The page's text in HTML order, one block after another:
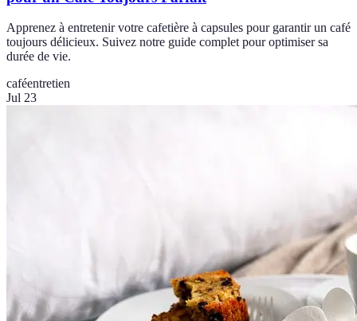
Apprenez à entretenir votre cafetière à capsules pour garantir un café
toujours délicieux. Suivez notre guide complet pour optimiser sa
durée de vie.
caféentretien
Jul 23